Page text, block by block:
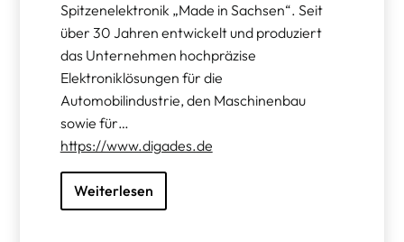
Spitzenelektronik „Made in Sachsen“. Seit
über 30 Jahren entwickelt und produziert
das Unternehmen hochpräzise
Elektroniklösungen für die
Automobilindustrie, den Maschinenbau
sowie für…
https://www.digades.de
Weiterlesen